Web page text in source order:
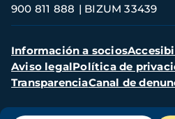
900 811 888
BIZUM 33439
Menú
secundario
Información a socios
Aviso legalPolítica de
TransparenciaCanal de